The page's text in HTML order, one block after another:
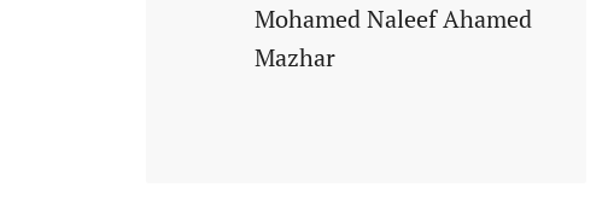
Mohamed Naleef Ahamed
Mazhar